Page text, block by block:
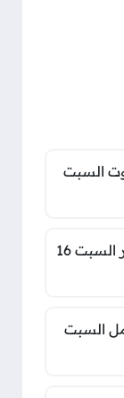
السبت
حظك اليوم وتوقعات برج الثور السبت 16
السبت